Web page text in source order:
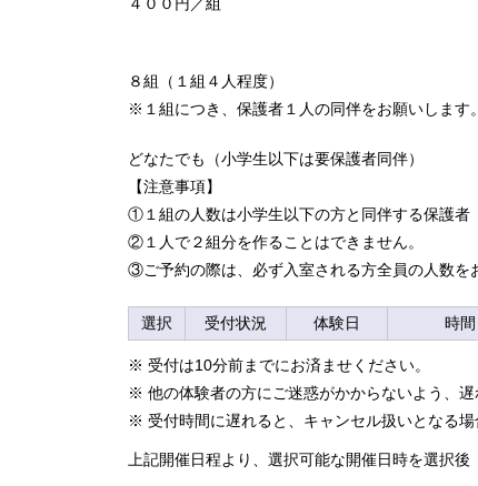
８組（１組４人程度）
※１組につき、保護者１人の同伴をお願いします。
どなたでも（小学生以下は要保護者同伴）
【注意事項】
①１組の人数は小学生以下の方と同伴する保護者
②１人で２組分を作ることはできません。
③ご予約の際は、必ず入室される方全員の人数を
選択 受付状況 体験日 時間
※ 受付は10分前までにお済ませください。
※ 他の体験者の方にご迷惑がかからないよう、遅
※ 受付時間に遅れると、キャンセル扱いとなる場
上記開催日程より、選択可能な開催日時を選択